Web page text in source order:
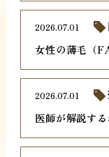
女性の薄毛（
2026.07.01
医師が解説す
2026.07.01